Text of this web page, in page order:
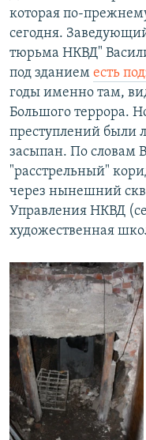
которая по-
сегодня.
тюрьма НКВД"
под зданием есть
годы именно там,
Большого террора.
преступлений были
засыпан. По словам
"расстрельный"
через нынешний
Управления НКВД
художественная